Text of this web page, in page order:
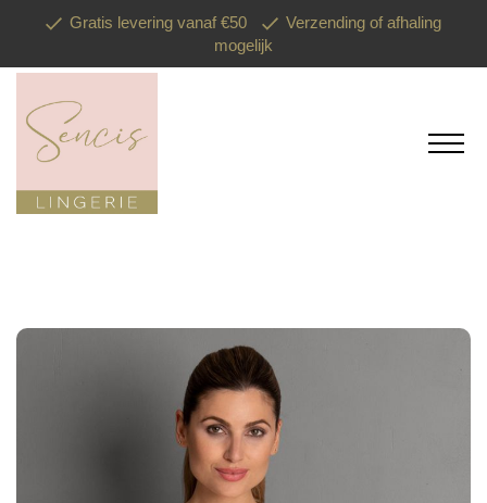
Gratis levering vanaf €50
Verzending of afhaling
mogelijk